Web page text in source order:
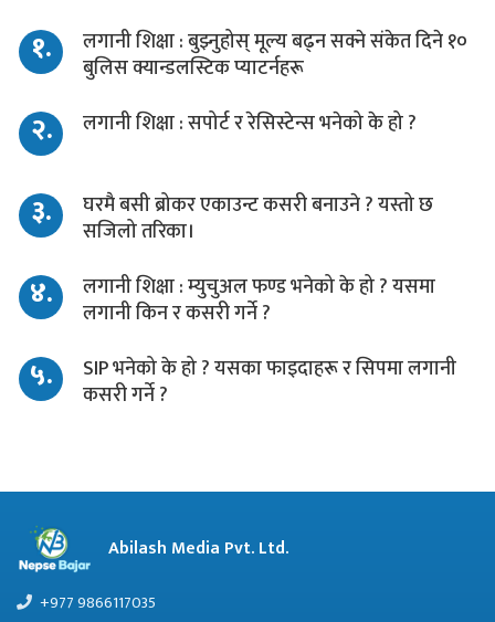
१.
लगानी शिक्षा : बुझ्नुहोस् मूल्य बढ्न सक्ने संकेत दिने १०
बुलिस क्यान्डलस्टिक प्याटर्नहरू
२. लगानी शिक्षा : सपोर्ट र रेसिस्टेन्स भनेको के हो ?
३.
घरमै बसी ब्रोकर एकाउन्ट कसरी बनाउने ? यस्तो छ
सजिलो तरिका।
४.
लगानी शिक्षा : म्युचुअल फण्ड भनेको के हो ? यसमा
लगानी किन र कसरी गर्ने ?
५.
SIP भनेको के हो ? यसका फाइदाहरू र सिपमा लगानी
कसरी गर्ने ?
Abilash Media Pvt. Ltd.
+977 9866117035